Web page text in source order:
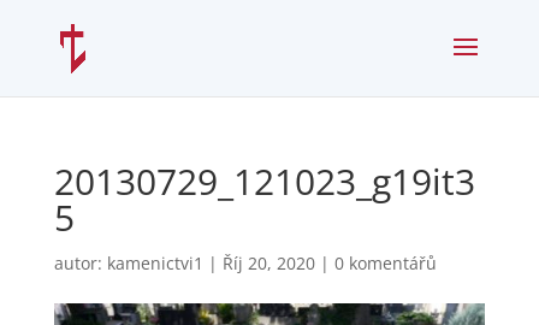
20130729_121023_g19it3
5
autor: kamenictvi1 | Říj 20, 2020| 0 komentářů